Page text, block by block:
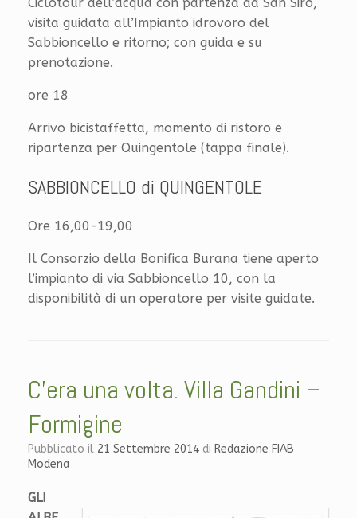
visita guidata all’Impianto idrovoro del
Sabbioncello e ritorno; con guida e su
prenotazione.
ore 18
Arrivo bicistaffetta, momento di ristoro e
ripartenza per Quingentole (tappa finale).
SABBIONCELLO di QUINGENTOLE
Ore 16,00-19,00
Il Consorzio della Bonifica Burana tiene aperto
l’impianto di via Sabbioncello 10, con la
disponibilità di un operatore per visite guidate.
C’era una volta. Villa Gandini –
Formigine
Pubblicato il 21 Settembre 2014 di Redazione FIAB
Modena
GLI